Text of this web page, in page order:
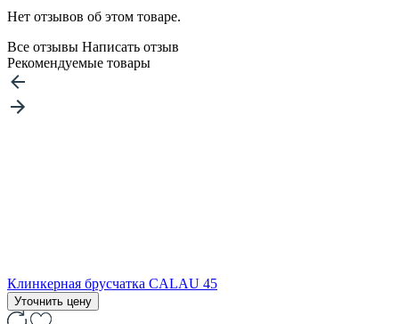
Нет отзывов об этом товаре.
Все отзывы Написать отзыв
Рекомендуемые товары
Клинкерная брусчатка CALAU 45
Уточнить цену